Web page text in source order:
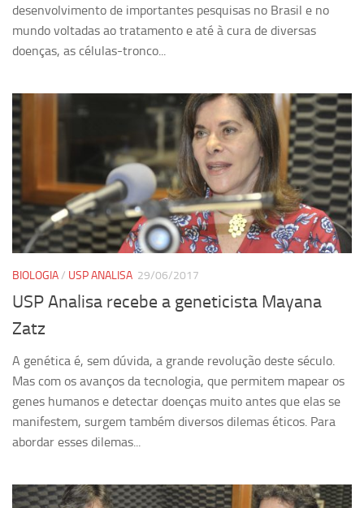
desenvolvimento de importantes pesquisas no Brasil e no
mundo voltadas ao tratamento e até à cura de diversas
doenças, as células-tronco...
BIOLOGIA/ USP ANALISA 29/06/2017
USP Analisa recebe a geneticista Mayana
Zatz
A genética é, sem dúvida, a grande revolução deste século.
Mas com os avanços da tecnologia, que permitem mapear os
genes humanos e detectar doenças muito antes que elas se
manifestem, surgem também diversos dilemas éticos. Para
abordar esses dilemas...